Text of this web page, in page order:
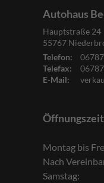
Autohaus
Hauptstraße 24
55767
Telefon:
Telefax:
E-Mail:
Montag bis
Nach
Samstag: